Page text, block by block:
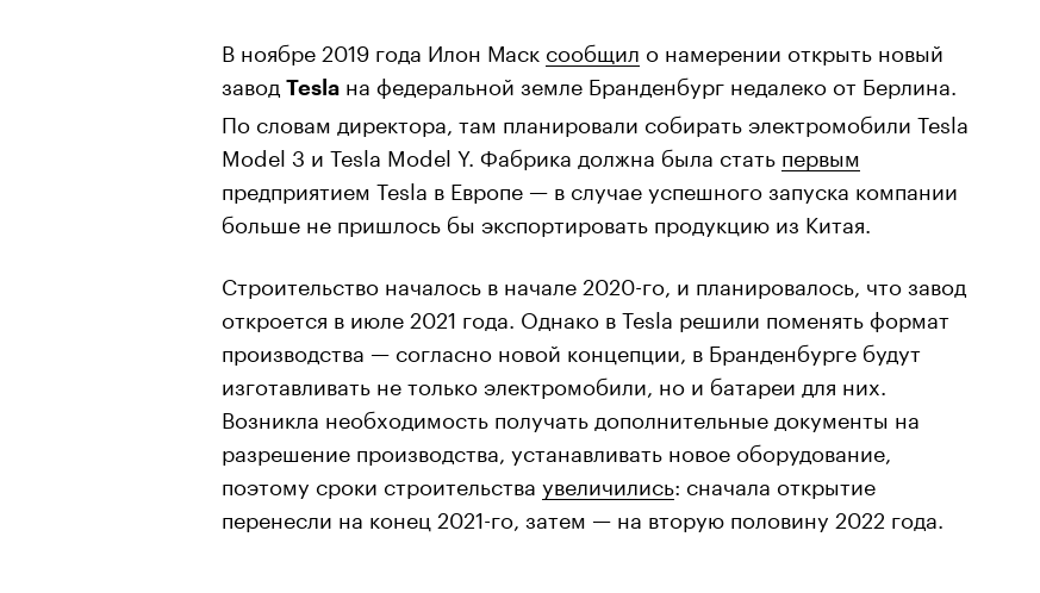
В ноябре 2019 года Илон Маск сообщил о намерении открыть новый
завод Tesla на федеральной земле Бранденбург недалеко от Берлина.
По словам директора, там планировали собирать электромобили Tesla
Model 3 и Tesla Model Y. Фабрика должна была стать первым
предприятием Tesla в Европе — в случае успешного запуска компании
больше не пришлось бы экспортировать продукцию из Китая.
Строительство началось в начале 2020-го, и планировалось, что завод
откроется в июле 2021 года. Однако в Tesla решили поменять формат
производства — согласно новой концепции, в Бранденбурге будут
изготавливать не только электромобили, но и батареи для них.
Возникла необходимость получать дополнительные документы на
разрешение производства, устанавливать новое оборудование,
поэтому сроки строительства увеличились: сначала открытие
перенесли на конец 2021-го, затем — на вторую половину 2022 года.